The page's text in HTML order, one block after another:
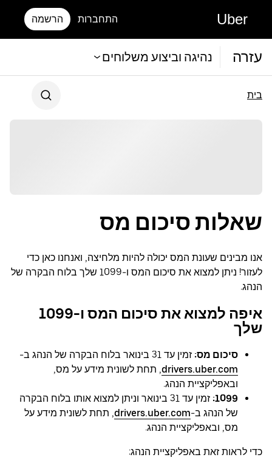
Uber התחברות הרשמה
עזרה נהיגה וביצוע משלוחים
בית
שאלות סיכום מס
אנו מבינים שעונת המס יכולה להיות מלחיצה, ואנחנו כאן כדי
לעזור! ניתן למצוא את סיכום המס ו-1099 שלך בלוח הבקרה של
הנהג.
איפה למצוא את סיכום המס ו-1099
שלך
סיכום מס: זמין עד 31 בינואר בלוח הבקרה של הנהג ב-
drivers.uber.com, תחת לשונית מידע על מס,
ובאפליקציית הנהג.
1099:
זמין עד 31 בינואר וניתן למצוא אותו בלוח הבקרה
של הנהג ב-drivers.uber.com, תחת לשונית מידע על
מס, ובאפליקציית הנהג.
כדי לראות זאת באפליקציית הנהג: